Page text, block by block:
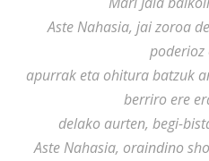
Aste Nahasia, jai zoroa
poderioz
apurrak eta ohitura batzuk
berriro ere
delako aurten, begi-
Aste Nahasia, oraindino